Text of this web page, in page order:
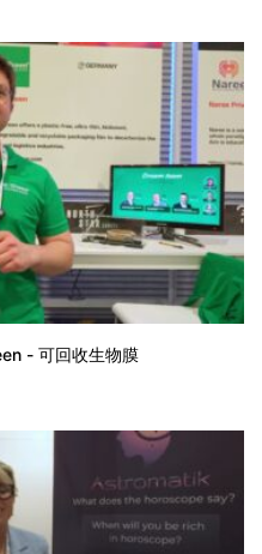
- 可回收生物膜